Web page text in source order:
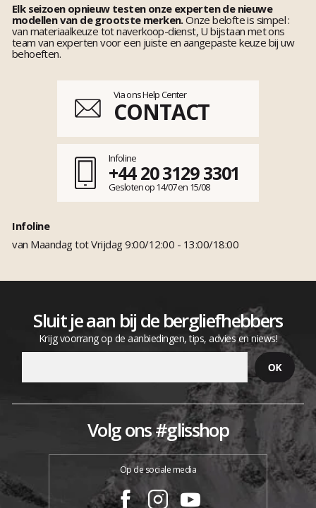
Elk seizoen opnieuw testen onze experten de nieuwe
modellen van de grootste merken.Onze belofte is simpel :
van materiaalkeuze tot naverkoop-dienst, U bijstaan met ons
team van experten voor een juiste en aangepaste keuze bij uw
behoeften.
Via ons Help Center
CONTACT
Infoline
+44 20 3129 3301
Gesloten op 14/07 en 15/08
Infoline
van Maandag tot Vrijdag 9:00/12:00 - 13:00/18:00
Sluit je aan bij de bergliefhebbers
Krijg voorrang op de aanbiedingen, tips, advies en niews!
Volg ons #glisshop
Op de sociale media